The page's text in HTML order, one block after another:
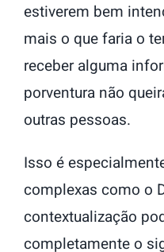
estiverem bem
mais o que faria o
receber alguma
porventura não
outras pessoas.
Isso é
complexas como o
contextualização
completamente o